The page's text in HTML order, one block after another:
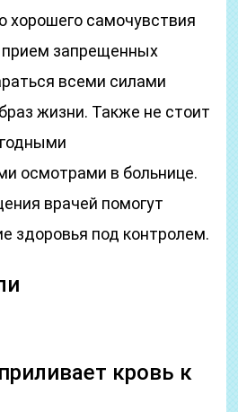
хорошего самочувствия
прием запрещенных
всеми силами
жизни. Также не стоит
осмотрами в больнице.
врачей помогут
здоровья под контролем.
кровь к